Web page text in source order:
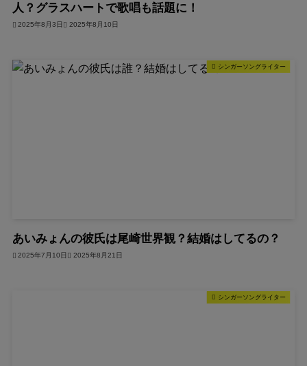
人？グラスハートで歌唱も話題に！
2025年8月3日 2025年8月10日
シンガーソングライター
あいみょんの彼氏は尾崎世界観？結婚はしてるの？
2025年7月10日 2025年8月21日
シンガーソングライター